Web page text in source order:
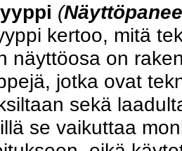
(
kertoo, mitä
näyttöosa on
jotka ovat
sekä
se vaikuttaa